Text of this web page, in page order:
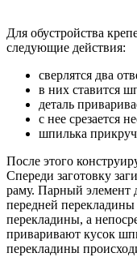
Для обустройства
следующие действия:
сверлятся два
в них ставится
деталь
с нее срезается
шпилька
После этого
Спереди заготовку
раму. Парный элемент
передней
перекладины, а
приваривают кусок
перекладины